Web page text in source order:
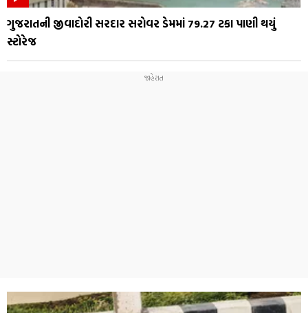
ગુજરાતની જીવાદોરી સરદાર સરોવર ડેમમાં 79.27 ટકા પાણી થયું
સ્ટોરેજ